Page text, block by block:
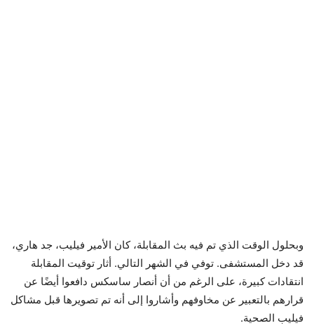
وبحلول الوقت الذي تم فيه بث المقابلة، كان الأمير فيليب، جد هاري،
قد دخل المستشفى. توفي في الشهر التالي. أثار توقيت المقابلة
انتقادات كبيرة، على الرغم من أن أنصار ساسكس دافعوا أيضًا عن
قرارهم بالتعبير عن مخاوفهم وأشاروا إلى أنه تم تصويرها قبل مشاكل
فيليب الصحية.